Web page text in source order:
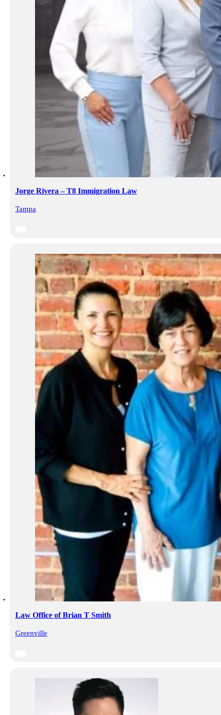
Jorge Rivera – T8 Immigration Law
Tampa
Law Office of Brian T Smith
Greenville